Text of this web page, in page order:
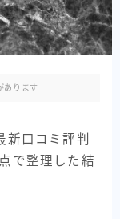
あります
口コミ評判
で整理した結